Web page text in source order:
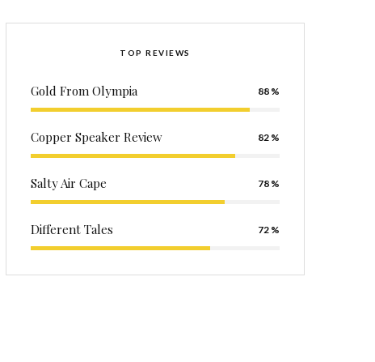
TOP REVIEWS
Gold From Olympia 88
Copper Speaker Review 82
Salty Air Cape 78
Different Tales 72